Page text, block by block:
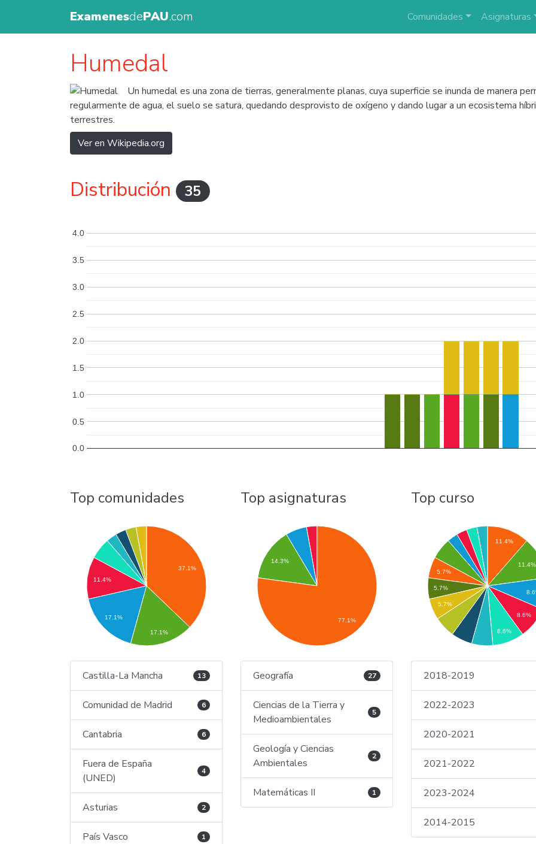
ExamenesdePAU.com Comunidades Asignaturas
Humedal
Un humedal es una zona de tierras, generalmente planas, cuya superficie se inunda de manera
regularmente de agua, el suelo se satura, quedando desprovisto de oxígeno y dando lugar a un ecosistema
terrestres.
Ver en Wikipedia.org
Distribución 35
0.0
0.5
1.0
1.5
2.0
2.5
3.0
3.5
4.0
Top comunidades
37.1%
11.4%
17.1%
17.1%
Castilla-La Mancha 13
Comunidad de Madrid 6
Cantabria 6
Fuera de España
(UNED)
4
Asturias 2
País Vasco 1
Top asignaturas
14.3%
77.1%
Geografía 27
Ciencias de la Tierra y
Medioambientales
5
Geología y Ciencias
Ambientales
2
Matemáticas II 1
Top curso
11.4%
11.4%
8.6%
8.6%
5.7%
5.7%
5.7%
2018-2019
2022-2023
2020-2021
2021-2022
2023-2024
2014-2015